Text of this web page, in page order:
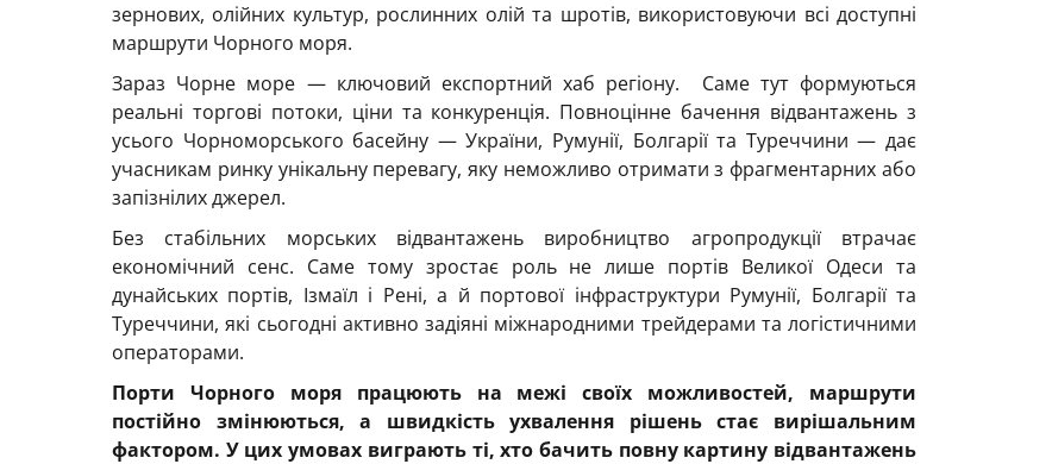
зернових, олійних культур, рослинних олій та шротів, використовуючи всі доступні
маршрути Чорного моря.
Зараз Чорне море — ключовий експортний хаб регіону. Саме тут формуються
реальні торгові потоки, ціни та конкуренція. Повноцінне бачення відвантажень з
усього Чорноморського басейну — України, Румунії, Болгарії та Туреччини — дає
учасникам ринку унікальну перевагу, яку неможливо отримати з фрагментарних або
запізнілих джерел.
Без стабільних морських відвантажень виробництво агропродукції втрачає
економічний сенс. Саме тому зростає роль не лише портів Великої Одеси та
дунайських портів, Ізмаїл і Рені, а й портової інфраструктури Румунії, Болгарії та
Туреччини, які сьогодні активно задіяні міжнародними трейдерами та логістичними
операторами.
Порти Чорного моря працюють на межі своїх можливостей, маршрути
постійно змінюються, а швидкість ухвалення рішень стає вирішальним
фактором. У цих умовах виграють ті, хто бачить повну картину відвантажень